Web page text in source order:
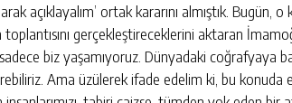
açıklayalım’ ortak kararını almıştık. Bugün,
gerçekleştireceklerini aktaran
biz yaşamıyoruz. Dünyadaki coğrafyaya
Ama üzülerek ifade edelim ki, bu konuda